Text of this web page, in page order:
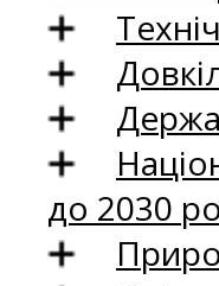
до 2030